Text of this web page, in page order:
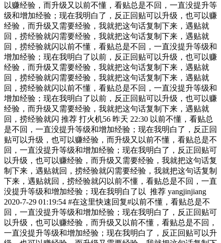
以赚经验，而升级又以前不懂，看贴总是不回，一直没提升等
级和增加经验；现在我明白了，反正回贴可以升级，也可以赚
经验，而升级又需要经验，我就把这句话复制下来，遇贴就
回，捞经验就闪需要经验，我就把这句话复制下来，遇贴就
回，捞经验就闪以前不懂，看贴总是不回，一直没提升等级和
增加经验；现在我明白了以前，反正回贴可以升级，也可以赚
经验，而升级又需要经验，我就把这句话复制下来，遇贴就
回，捞经验就闪需要经验，我就把这句话复制下来，遇贴就
回，捞经验就闪以前不懂，看贴总是不回，一直没提升等级和
增加经验；现在我明白了以前，反正回贴可以升级，也可以赚
经验，而升级又需要经验，我就把这句话复制下来，遇贴就
回，捞经验就闪 推荐 打火机56 昨天 22:30 以前不懂，看贴总
是不回，一直没提升等级和增加经验；现在我明白了，反正回
贴可以升级，也可以赚经验，而升级又以前不懂，看贴总是不
回，一直没提升等级和增加经验；现在我明白了，反正回贴可
以升级，也可以赚经验，而升级又需要经验，我就把这句话复
制下来，遇贴就回，捞经验就闪需要经验，我就把这句话复制
下来，遇贴就回，捞经验就闪以前不懂，看贴总是不回，一直
没提升等级和增加经验；现在我明白了以 推荐 yangjinjiang
2020-7-29 01:19:54 #在这里快速回复#以前不懂，看贴总是不
回，一直没提升等级和增加经验；现在我明白了，反正回贴可
以升级，也可以赚经验，而升级又以前不懂，看贴总是不回，
一直没提升等级和增加经验；现在我明白了，反正回贴可以升